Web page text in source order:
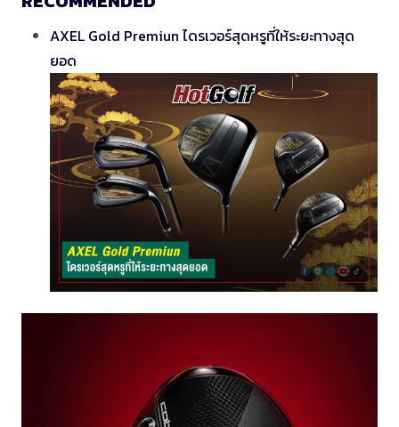
AXEL Gold Premiun ไดรเวอร์สุดหรูที่ให้ระยะทางสุด
ยอด